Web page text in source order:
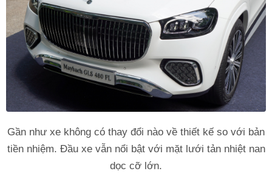
Gần như xe không có thay đổi nào về thiết kế so với bản
tiền nhiệm. Đầu xe vẫn nổi bật với mặt lưới tản nhiệt nan
dọc cỡ lớn.